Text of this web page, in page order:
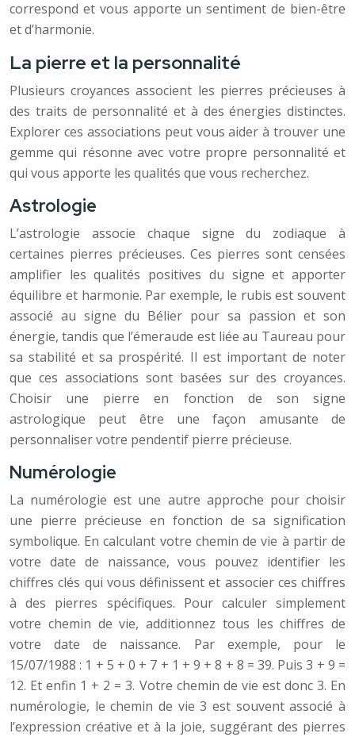
correspond et vous apporte un sentiment de bien-être
et d’harmonie.
La pierre et la personnalité
Plusieurs croyances associent les pierres précieuses à
des traits de personnalité et à des énergies distinctes.
Explorer ces associations peut vous aider à trouver une
gemme qui résonne avec votre propre personnalité et
qui vous apporte les qualités que vous recherchez.
Astrologie
L’astrologie associe chaque signe du zodiaque à
certaines pierres précieuses. Ces pierres sont censées
amplifier les qualités positives du signe et apporter
équilibre et harmonie. Par exemple, le rubis est souvent
associé au signe du Bélier pour sa passion et son
énergie, tandis que l’émeraude est liée au Taureau pour
sa stabilité et sa prospérité. Il est important de noter
que ces associations sont basées sur des croyances.
Choisir une pierre en fonction de son signe
astrologique peut être une façon amusante de
personnaliser votre pendentif pierre précieuse.
Numérologie
La numérologie est une autre approche pour choisir
une pierre précieuse en fonction de sa signification
symbolique. En calculant votre chemin de vie à partir de
votre date de naissance, vous pouvez identifier les
chiffres clés qui vous définissent et associer ces chiffres
à des pierres spécifiques. Pour calculer simplement
votre chemin de vie, additionnez tous les chiffres de
votre date de naissance. Par exemple, pour le
15/07/1988 : 1 + 5 + 0 + 7 + 1 + 9 + 8 + 8 = 39. Puis 3 + 9 =
12. Et enfin 1 + 2 = 3. Votre chemin de vie est donc 3. En
numérologie, le chemin de vie 3 est souvent associé à
l’expression créative et à la joie, suggérant des pierres